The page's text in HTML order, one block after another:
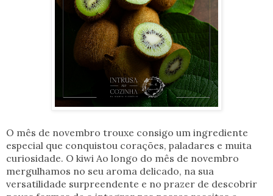
O mês de novembro trouxe consigo um ingrediente
especial que conquistou corações, paladares e muita
curiosidade. O kiwi Ao longo do mês de novembro
mergulhamos no seu aroma delicado, na sua
versatilidade surpreendente e no prazer de descobrir